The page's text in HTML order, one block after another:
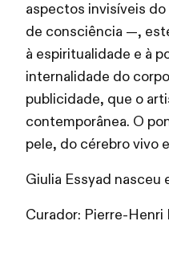
aspectos invisíveis
de consciência —,
à espiritualidade e à
internalidade do
publicidade, que o
contemporânea. O
pele, do cérebro vivo
Giulia Essyad nasceu
Curador: Pierre-